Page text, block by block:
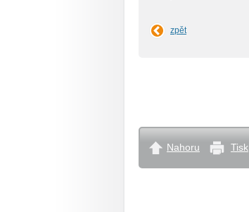
zpět
Nahoru Tisk